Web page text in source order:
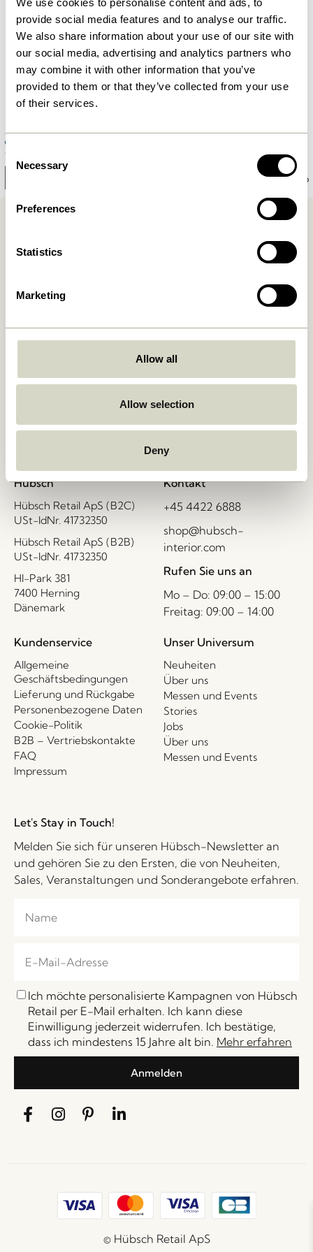
provide social media features and to analyse our traffic.
We also share information about your use of our site with
our social media, advertising and analytics partners who
may combine it with other information that you’ve
provided to them or that they’ve collected from your use
of their services.
Consent
Selection
Necessary
Preferences
Statistics
Marketing
Allow all
Allow selection
Deny
Shine Spiegel Large Petrol
1.149,00
Cuddle Decke Petrol/Burgundy
Lieferung 1-4 Werktage
30 Tage Rückgaberecht
Hübsch
Hübsch Retail ApS (B2C)
USt-IdNr. 41732350
Hübsch Retail ApS (B2B)
USt-IdNr. 41732350
HI-Park 381
7400 Herning
Dänemark
Kontakt
+45 4422 6888
shop@hubsch-
interior.com
Rufen Sie uns an
Mo – Do: 09:00 – 15:00
Freitag: 09:00 – 14:00
Kundenservice
Allgemeine
Geschäftsbedingungen
Lieferung und Rückgabe
Personenbezogene Daten
Cookie-Politik
B2B – Vertriebskontakte
FAQ
Impressum
Unser Universum
Neuheiten
Über uns
Messen und Events
Stories
Jobs
Über uns
Messen und Events
Let's Stay in Touch!
Melden Sie sich für unseren Hübsch-Newsletter an
und gehören Sie zu den Ersten, die von Neuheiten,
Sales, Veranstaltungen und Sonderangebote erfahren.
Ich möchte personalisierte Kampagnen von Hübsch
Retail per E-Mail erhalten. Ich kann diese
Einwilligung jederzeit widerrufen. Ich bestätige,
dass ich mindestens 15 Jahre alt bin. Mehr erfahren
Anmelden
© Hübsch Retail ApS